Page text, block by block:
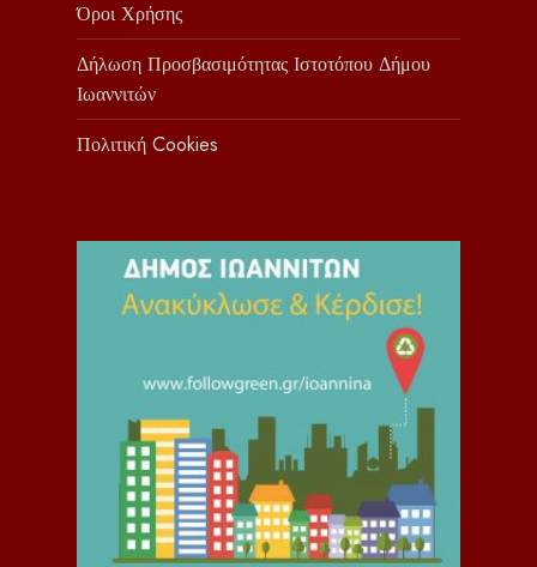
Όροι Χρήσης
Δήλωση Προσβασιμότητας Ιστοτόπου Δήμου
Ιωαννιτών
Πολιτική Cookies